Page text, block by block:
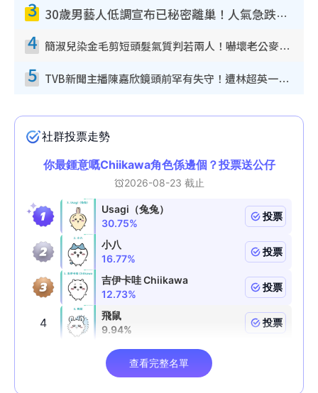
3 30歲男藝人低調宣布已秘密離巢！人氣急跌變失蹤人口︰「這幾年過得並不容易」
4 簡淑兒染金毛剪短頭髮氣質判若兩人！嚇壞老公麥大力都認唔出：「你做咩事？」
5 TVB新聞主播陳嘉欣鏡頭前罕有失守！遭林超英一句說話突襲嚇親當場大笑